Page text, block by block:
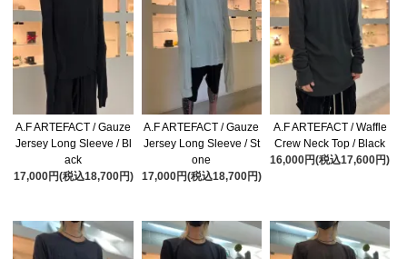
A.F ARTEFACT / Gauze
Jersey Long Sleeve / Bl
ack
17,000円(税込18,700円)
A.F ARTEFACT / Gauze
Jersey Long Sleeve / St
one
17,000円(税込18,700円)
A.F ARTEFACT / Waffle
Crew Neck Top / Black
16,000円(税込17,600円)